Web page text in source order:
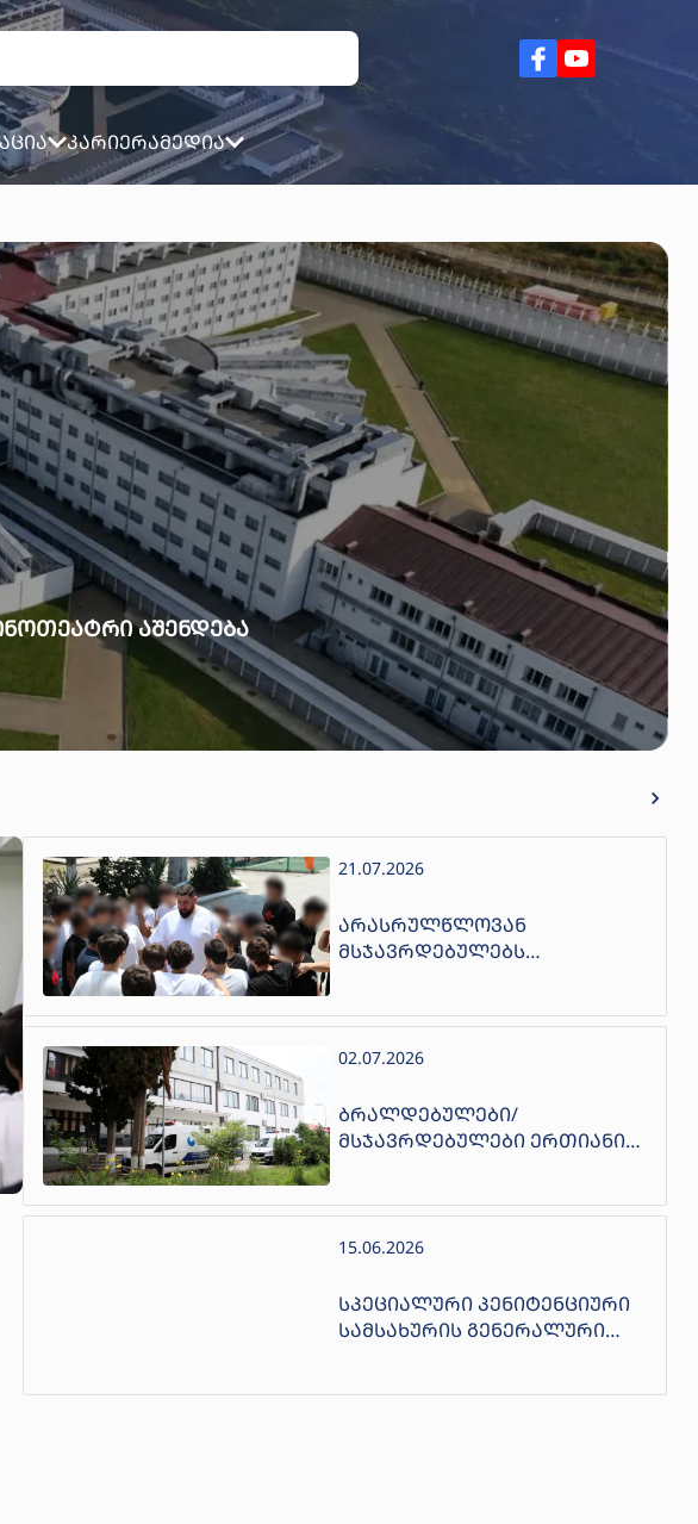
კარიერამედია
ᲐᲨᲔᲜᲓᲔᲑᲐ
21.07.2026
ᲐᲠᲐᲡᲠᲣᲚᲬᲚᲝᲕᲐᲜ
ᲛᲡᲯᲐᲕᲠᲓᲔᲑᲣᲚᲔᲑᲡ
02.07.2026
ᲑᲠᲐᲚᲓᲔᲑᲣᲚᲔᲑᲘ/
ᲛᲡᲯᲐᲕᲠᲓᲔᲑᲣᲚᲔᲑᲘ ᲔᲠᲗᲘᲐᲜᲘ
ᲩᲐᲔᲠᲗᲜᲔᲜ
15.06.2026
ᲡᲞᲔᲪᲘᲐᲚᲣᲠᲘ ᲞᲔᲜᲘᲢᲔᲜᲪᲘᲣᲠᲘ
ᲡᲐᲛᲡᲐᲮᲣᲠᲘᲡ ᲒᲔᲜᲔᲠᲐᲚᲣᲠᲘ